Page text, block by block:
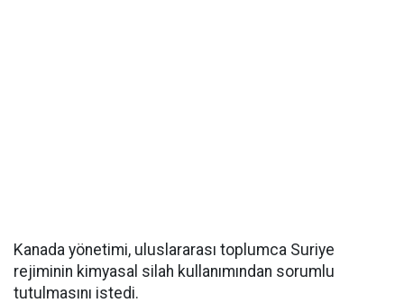
Kanada yönetimi, uluslararası toplumca Suriye
rejiminin kimyasal silah kullanımından sorumlu
tutulmasını istedi.